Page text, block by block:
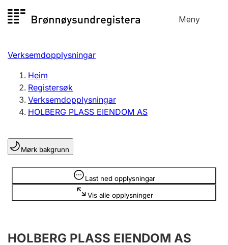
til
Meny
Registersøk
Aksjeselskap
Enkeltpersonføretak
Registrere, endre, slette
Lag og foreining
Registrere, endre, slette
Verksemdopplysningar
Heim
Registersøk
Verksemdopplysningar
HOLBERG PLASS EIENDOM AS
Mørk bakgrunn
Last ned opplysningar
Vis alle opplysninger
Opplysninger er skjult
HOLBERG PLASS EIENDOM AS